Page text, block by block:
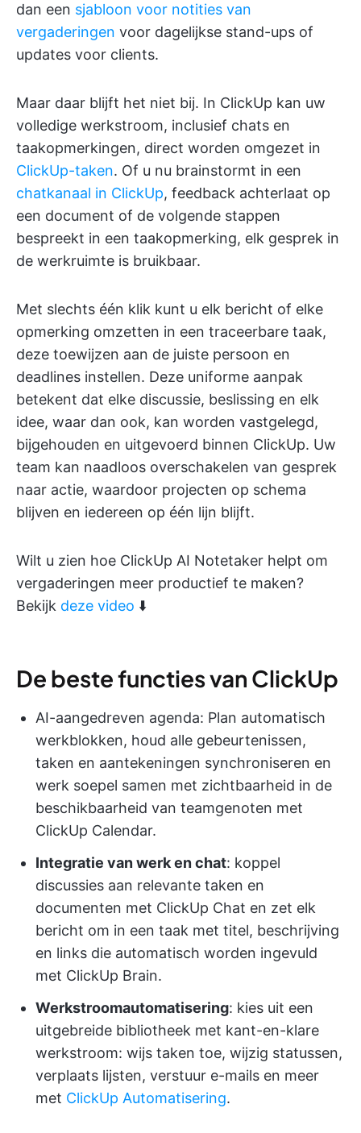
dan een sjabloon voor notities van
vergaderingen voor dagelijkse stand-ups of
updates voor clients.
Maar daar blijft het niet bij. In ClickUp kan uw
volledige werkstroom, inclusief chats en
taakopmerkingen, direct worden omgezet in
ClickUp-taken. Of u nu brainstormt in een
chatkanaal in ClickUp, feedback achterlaat op
een document of de volgende stappen
bespreekt in een taakopmerking, elk gesprek in
de werkruimte is bruikbaar.
Met slechts één klik kunt u elk bericht of elke
opmerking omzetten in een traceerbare taak,
deze toewijzen aan de juiste persoon en
deadlines instellen. Deze uniforme aanpak
betekent dat elke discussie, beslissing en elk
idee, waar dan ook, kan worden vastgelegd,
bijgehouden en uitgevoerd binnen ClickUp. Uw
team kan naadloos overschakelen van gesprek
naar actie, waardoor projecten op schema
blijven en iedereen op één lijn blijft.
Wilt u zien hoe ClickUp AI Notetaker helpt om
vergaderingen meer productief te maken?
Bekijk deze video ⬇️
De beste functies van ClickUp
AI-aangedreven agenda: Plan automatisch
werkblokken, houd alle gebeurtenissen,
taken en aantekeningen synchroniseren en
werk soepel samen met zichtbaarheid in de
beschikbaarheid van teamgenoten met
ClickUp Calendar.
Integratie van werk en chat: koppel
discussies aan relevante taken en
documenten met ClickUp Chat en zet elk
bericht om in een taak met titel, beschrijving
en links die automatisch worden ingevuld
met ClickUp Brain.
Werkstroomautomatisering: kies uit een
uitgebreide bibliotheek met kant-en-klare
werkstroom: wijs taken toe, wijzig statussen,
verplaats lijsten, verstuur e-mails en meer
met ClickUp Automatisering.